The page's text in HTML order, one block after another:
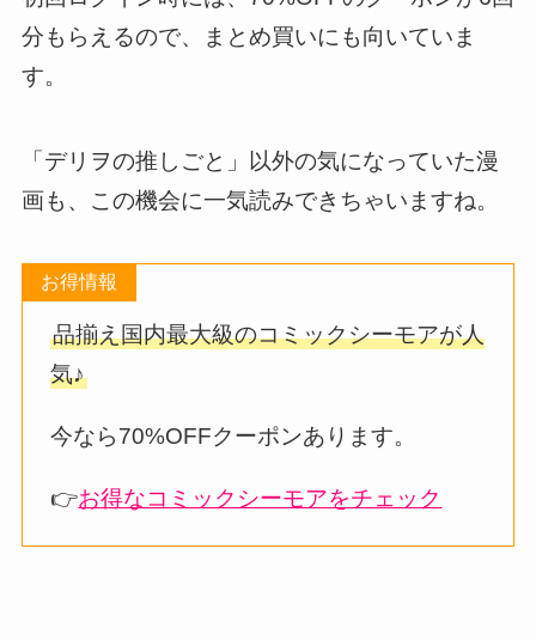
分もらえるので、まとめ買いにも向いていま
す。
「デリヲの推しごと」以外の気になっていた漫
画も、この機会に一気読みできちゃいますね。
お得情報
品揃え国内最大級のコミックシーモアが人
気♪
今なら70%OFFクーポンあります。
👉お得なコミックシーモアをチェック